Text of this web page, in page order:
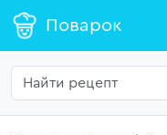
Поварок